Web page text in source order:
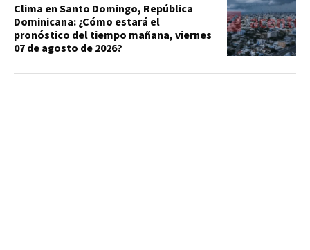
Clima en Santo Domingo, República
Dominicana: ¿Cómo estará el
pronóstico del tiempo mañana, viernes
07 de agosto de 2026?